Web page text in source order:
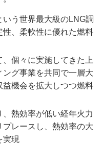
う世界最大級のLNG調
、柔軟性に優れた燃料
個々に実施してきた上
グ事業を共同で一層大
機会を拡大しつつ燃料
熱効率が低い経年火力
レースし、熱効率の大
実現